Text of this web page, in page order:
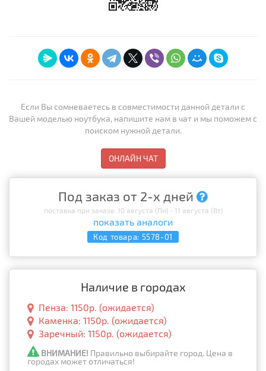
Если Вы сомневаетесь в совместимости данной детали с
Вашей моделью ноутбука, напишите нам в чат и мы поможем с
поиском нужной детали.
ОНЛАЙН ЧАТ
Под заказ от 2-х дней
поставка при заказе: 10 августа (Пн) - 11 августа (Вт)
показать аналоги
Код товара: 5578-01
Наличие в городах
Пенза: 1150р. (ожидается)
Каменка: 1150р. (ожидается)
Заречный: 1150р. (ожидается)
ВНИМАНИЕ! Правильно выбирайте город. Цена в
городах может отличаться!